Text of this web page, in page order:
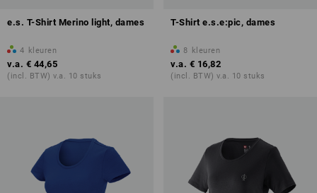
e.s. T-Shirt Merino light, dames
4 kleuren
v.a. € 44,65
(incl. BTW) v.a. 10 stuks
T-Shirt e.s.e:pic, dames
8 kleuren
v.a. € 16,82
(incl. BTW) v.a. 10 stuks